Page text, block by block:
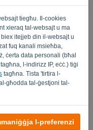
tiegħu. Il-cookies
xieraq tal-websajt u ma
itejjeb din il-websajt u
fuq kanali msieħba,
ċerta data personali (bħal
l-indirizz IP, eċċ.) tiġi
tagħna. Tista 'tirtira l-
għodda tal-ġestjoni tal-
l-preferenzi
Password minsija?